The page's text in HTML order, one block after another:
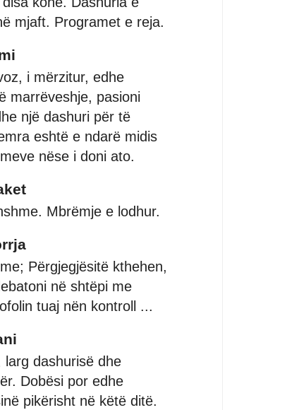
mjaft. Programet e reja.
i mërzitur, edhe
marrëveshje, pasioni
një dashuri për të
eshtë e ndarë midis
nëse i doni ato.
Mbrëmje e lodhur.
Përgjegjësitë kthehen,
në shtëpi me
tuaj nën kontroll ...
larg dashurisë dhe
Dobësi por edhe
pikërisht në këtë ditë.